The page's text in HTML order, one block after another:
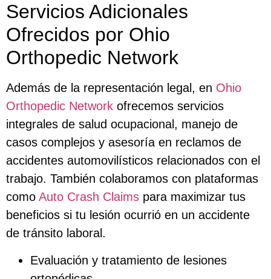
Servicios Adicionales
Ofrecidos por Ohio
Orthopedic Network
Además de la representación legal, en Ohio
Orthopedic Network ofrecemos servicios
integrales de salud ocupacional, manejo de
casos complejos y asesoría en reclamos de
accidentes automovilísticos relacionados con el
trabajo. También colaboramos con plataformas
como Auto Crash Claims para maximizar tus
beneficios si tu lesión ocurrió en un accidente
de tránsito laboral.
Evaluación y tratamiento de lesiones